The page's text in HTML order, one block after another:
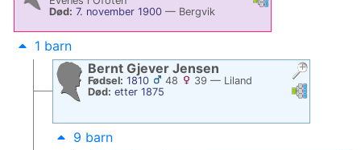
Død: 7. november 1900 — Bergvik
1 barn
Linker
Bernt Gjever Jensen
Fødsel: 1810 48 39 — Liland
Død: etter 1875
9 barn